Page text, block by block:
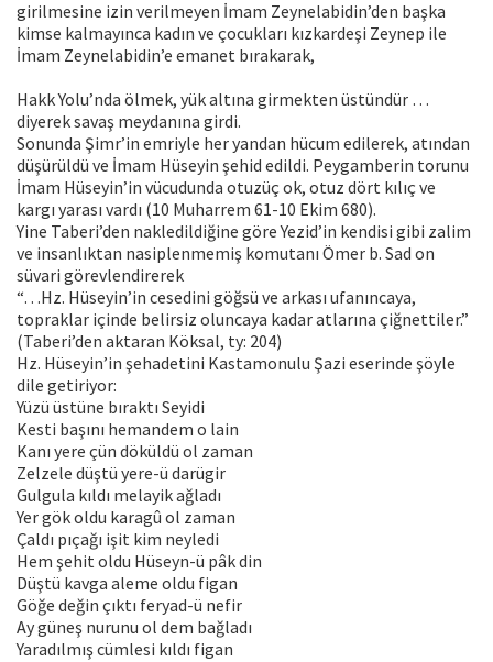
girilmesine izin verilmeyen İmam Zeynelabidin’den başka
kimse kalmayınca kadın ve çocukları kızkardeşi Zeynep ile
İmam Zeynelabidin’e emanet bırakarak,
Hakk Yolu’nda ölmek, yük altına girmekten üstündür …
diyerek savaş meydanına girdi.
Sonunda Şimr’in emriyle her yandan hücum edilerek, atından
düşürüldü ve İmam Hüseyin şehid edildi. Peygamberin torunu
İmam Hüseyin’in vücudunda otuzüç ok, otuz dört kılıç ve
kargı yarası vardı (10 Muharrem 61-10 Ekim 680).
Yine Taberi’den nakledildiğine göre Yezid’in kendisi gibi zalim
ve insanlıktan nasiplenmemiş komutanı Ömer b. Sad on
süvari görevlendirerek
“…Hz. Hüseyin’in cesedini göğsü ve arkası ufanıncaya,
topraklar içinde belirsiz oluncaya kadar atlarına çiğnettiler.”
(Taberi’den aktaran Köksal, ty: 204)
Hz. Hüseyin’in şehadetini Kastamonulu Şazi eserinde şöyle
dile getiriyor:
Yüzü üstüne bıraktı Seyidi
Kesti başını hemandem o lain
Kanı yere çün döküldü ol zaman
Zelzele düştü yere-ü darügir
Gulgula kıldı melayik ağladı
Yer gök oldu karagû ol zaman
Çaldı pıçağı işit kim neyledi
Hem şehit oldu Hüseyn-ü pâk din
Düştü kavga aleme oldu figan
Göğe değin çıktı feryad-ü nefir
Ay güneş nurunu ol dem bağladı
Yaradılmış cümlesi kıldı figan